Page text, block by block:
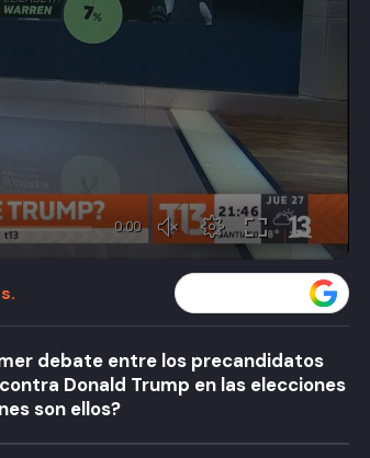
debate entre los precandidatos
Donald Trump en las elecciones
son ellos?